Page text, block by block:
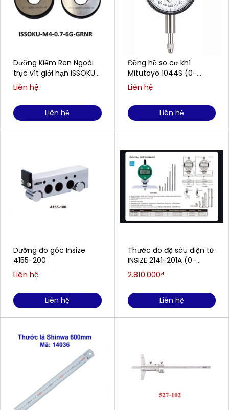
Dưỡng Kiểm Ren Ngoài
trục vít giới hạn ISSOKU
M4-0.7-6G-GRNR
Liên hệ
Liên hệ
Dưỡng đo góc Insize
4155-200
Liên hệ
Liên hệ
Đồng hồ so cơ khí
Mitutoyo 1044S (0-
5mm/0.01mm)
Liên hệ
Liên hệ
Thước đo độ sâu điện tử
INSIZE 2141-201A (0-
300mm/0-12)
2.810.000₫
Liên hệ